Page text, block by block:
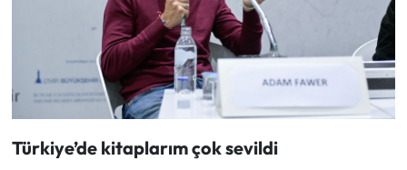
Türkiye’de kitaplarım çok sevildi